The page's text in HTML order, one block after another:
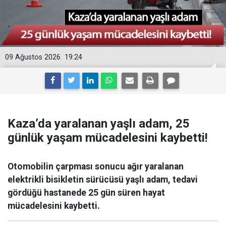
19:24
09 Ağustos 2026
Kaza’da yaralanan yaşlı adam, 25
günlük yaşam mücadelesini kaybetti!
Otomobilin çarpması sonucu ağır yaralanan
elektrikli bisikletin sürücüsü yaşlı adam, tedavi
gördüğü hastanede 25 gün süren hayat
mücadelesini kaybetti.